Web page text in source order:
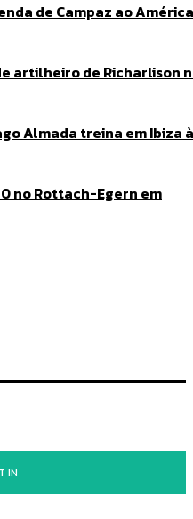
de Campaz ao América
artilheiro de Richarlison
Almada treina em Ibiza à
no Rottach-Egern em
IN